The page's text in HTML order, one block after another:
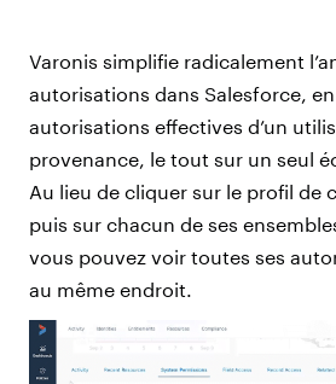
Varonis simplifie radicalement
autorisations dans Salesforce,
autorisations effectives d’un
provenance, le tout sur un seul
Au lieu de cliquer sur le profil de
puis sur chacun de ses
vous pouvez voir toutes ses
au même endroit.